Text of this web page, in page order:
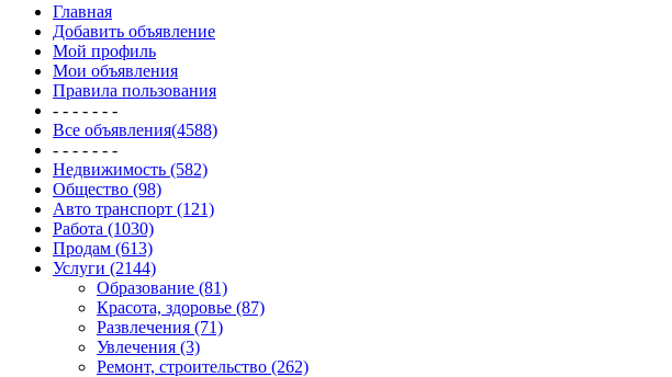
Главная
Добавить объявление
Мой профиль
Мои объявления
Правила пользования
- - - - - - -
Все объявления(4588)
- - - - - - -
Недвижимость (582)
Общество (98)
Авто транспорт (121)
Работа (1030)
Продам (613)
Услуги (2144)
Образование (81)
Красота, здоровье (87)
Развлечения (71)
Увлечения (3)
Ремонт, строительство (262)